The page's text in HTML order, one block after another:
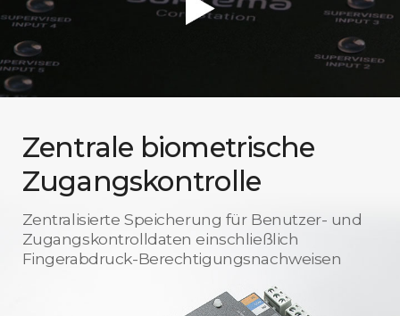
Zentrale biometrische
Zugangskontrolle
Zentralisierte Speicherung für Benutzer- und
Zugangskontrolldaten einschließlich
Fingerabdruck-Berechtigungsnachweisen